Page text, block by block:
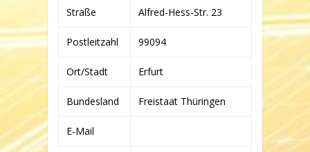
CO.
KG
Straße Alfred-Hess-Str. 23
Postleitzahl 99094
Ort/Stadt Erfurt
Bundesland Freistaat Thüringen
E-Mail